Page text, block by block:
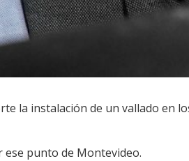
la instalación de un vallado en
ese punto de Montevideo.